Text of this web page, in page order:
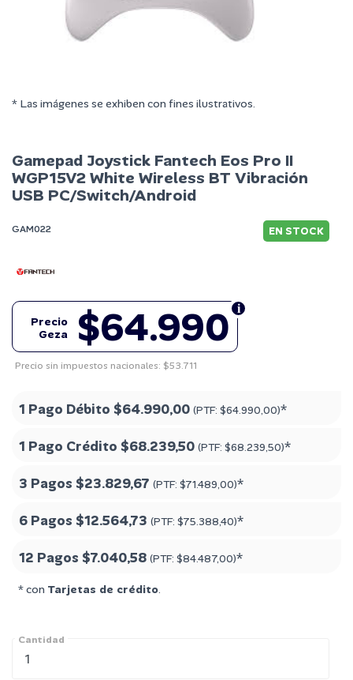
* Las imágenes se exhiben con fines ilustrativos.
Gamepad Joystick Fantech Eos Pro II
WGP15V2 White Wireless BT Vibración
USB PC/Switch/Android
GAM022 EN STOCK
$64.990
Precio
Geza
Precio sin impuestos nacionales: $53.711
1 Pago Débito $64.990,00 (PTF: $64.990,00)*
1 Pago Crédito $68.239,50 (PTF: $68.239,50)*
3 Pagos $23.829,67 (PTF: $71.489,00)*
6 Pagos $12.564,73 (PTF: $75.388,40)*
12 Pagos $7.040,58 (PTF: $84.487,00)*
* con Tarjetas de crédito.
Cantidad